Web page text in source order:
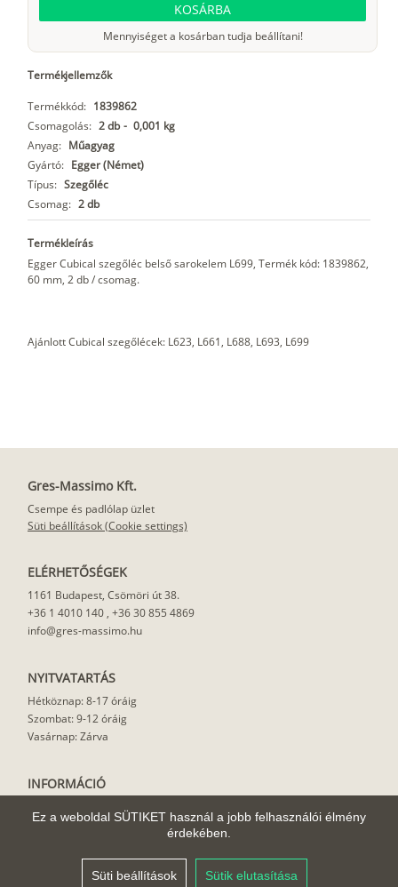
Ez a weboldal SÜTIKET használ a jobb felhasználói élmény
érdekében.
Süti beállítások Sütik elutasítása
KOSÁRBA
Mennyiséget a kosárban tudja beállítani!
Termékjellemzők
Termékkód: 1839862
Csomagolás: 2 db - 0,001 kg
Anyag: Műagyag
Gyártó: Egger (Német)
Típus: Szegőléc
Csomag: 2 db
Termékleírás
Egger Cubical szegőléc belső sarokelem L699, Termék kód: 1839862,
60 mm, 2 db / csomag.
Ajánlott Cubical szegőlécek: L623, L661, L688, L693, L699
Gres-Massimo Kft.
Csempe és padlólap üzlet
Süti beállítások (Cookie settings)
ELÉRHETŐSÉGEK
1161 Budapest, Csömöri út 38.
+36 1 4010 140, +36 30 855 4869
info@gres-massimo.hu
NYITVATARTÁS
Hétköznap: 8-17 óráig
Szombat: 9-12 óráig
Vasárnap: Zárva
INFORMÁCIÓ
Felhasználási javaslat